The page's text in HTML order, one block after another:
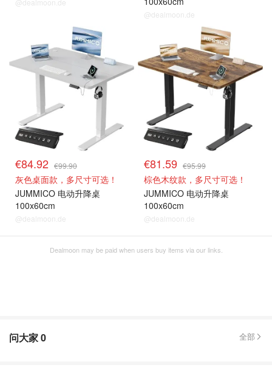
@dealmoon.de
@dealmoon.de
€84.92 €99.90
灰色桌面款，多尺寸可选！
JUMMICO 电动升降桌
100x60cm
@dealmoon.de
€81.59 €95.99
棕色木纹款，多尺寸可选！
JUMMICO 电动升降桌
100x60cm
@dealmoon.de
Dealmoon may be paid when users buy items via our links.
问大家0 全部